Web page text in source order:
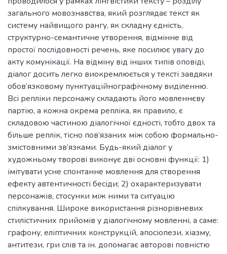
загального мовознавства, який розглядає текст як
систему найвищого рангу, як складну єдність,
структурно-семантичне утворення, відмінне від
простої послідовності речень, яке посилює увагу до
акту комунікації. На відміну від інших типів оповіді,
діалог досить легко виокремлюється у тексті завдяки
обов’язковому пунктуаційнографічному виділенню.
Всі репліки персонажу складають його мовленнєву
партію, а кожна окрема репліка, як правило, є
складовою частиною діалогічної єдності, тобто двох та
більше реплік, тісно пов’язаних між собою формально-
змістовними зв’язками. Будь-який діалог у
художньому творові виконує дві основні функції: 1)
імітувати усне спонтанне мовлення для створення
ефекту автентичності бесіди; 2) охарактеризувати
персонажів, стосунки між ними та ситуацію
спілкування. Широке використання різнорівневих
стилістичних прийомів у діалогічному мовленні, а саме:
графону, еліптичних конструкцій, апосіопези, хіазму,
антитези, гри слів та ін. допомагає авторові повністю